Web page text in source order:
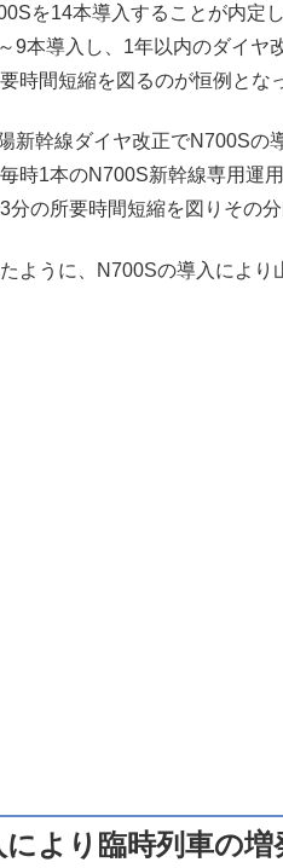
を14本導入することが内定
9本導入し、1年以内のダイ
時間短縮を図るのが恒例とな
新幹線ダイヤ改正でN700Sの
時1本のN700S新幹線専用運
分の所要時間短縮を図りその
ように、N700Sの導入によ
により臨時列車の